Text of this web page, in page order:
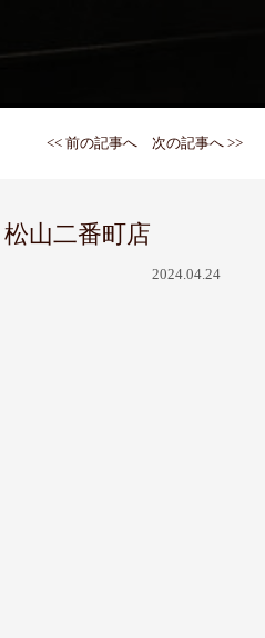
<< 前の記事へ 次の記事へ >>
山二番町店
2024.04.24